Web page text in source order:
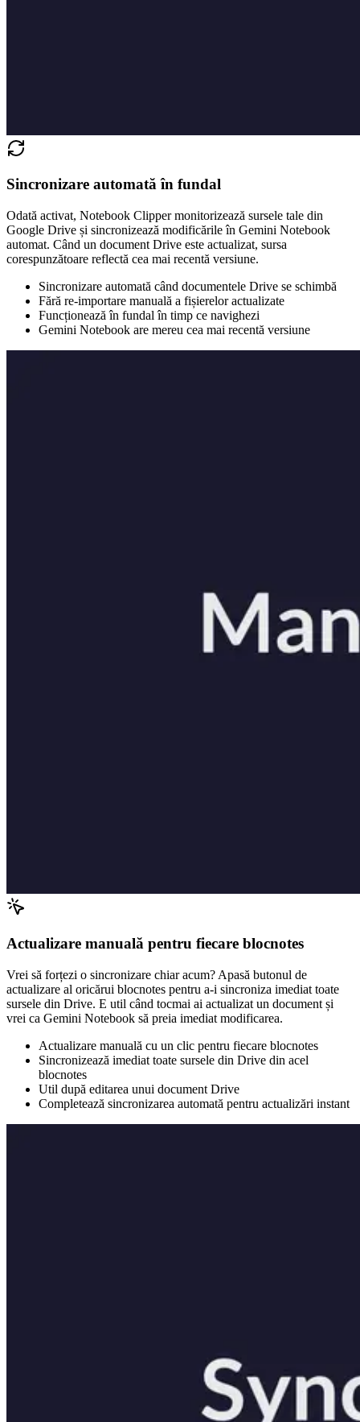
Sincronizare automată în fundal
Odată activat, Notebook Clipper monitorizează sursele tale din
Google Drive și sincronizează modificările în Gemini Notebook
automat. Când un document Drive este actualizat, sursa
corespunzătoare reflectă cea mai recentă versiune.
Sincronizare automată când documentele Drive se schimbă
Fără re-importare manuală a fișierelor actualizate
Funcționează în fundal în timp ce navighezi
Gemini Notebook are mereu cea mai recentă versiune
Actualizare manuală pentru fiecare blocnotes
Vrei să forțezi o sincronizare chiar acum? Apasă butonul de
actualizare al oricărui blocnotes pentru a-i sincroniza imediat toate
sursele din Drive. E util când tocmai ai actualizat un document și
vrei ca Gemini Notebook să preia imediat modificarea.
Actualizare manuală cu un clic pentru fiecare blocnotes
Sincronizează imediat toate sursele din Drive din acel
blocnotes
Util după editarea unui document Drive
Completează sincronizarea automată pentru actualizări instant